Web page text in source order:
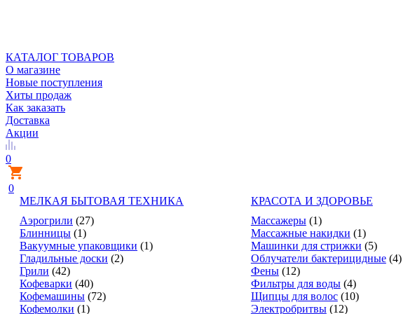
КАТАЛОГ ТОВАРОВ
О магазине
Новые поступления
Хиты продаж
Как заказать
Доставка
Акции
0
0
МЕЛКАЯ БЫТОВАЯ ТЕХНИКА
Аэрогрили (27)
Блинницы (1)
Вакуумные упаковщики (1)
Гладильные доски (2)
Грили (42)
Кофеварки (40)
Кофемашины (72)
Кофемолки (1)
КРАСОТА И ЗДОРОВЬЕ
Массажеры (1)
Массажные накидки (1)
Машинки для стрижки (5)
Облучатели бактерицидные (4)
Фены (12)
Фильтры для воды (4)
Щипцы для волос (10)
Электробритвы (12)